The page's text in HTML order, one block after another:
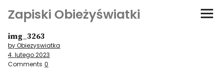
Zapiski Obieżyświatki
Podróże
Kultura i sztuka
img_3263
by Obiezyswiatka
4. lutego 2023
Comments 0